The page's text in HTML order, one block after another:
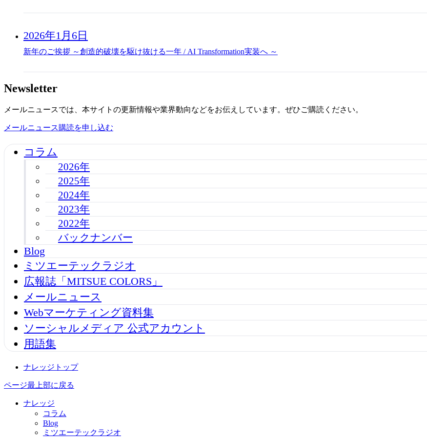
2026年1月6日
新年のご挨拶 ～創造的破壊を駆け抜ける一年 / AI Transformation実装へ ～
Newsletter
メールニュースでは、本サイトの更新情報や業界動向などをお伝えしています。ぜひご購読ください。
メールニュース購読を申し込む
コラム
2026年
2025年
2024年
2023年
2022年
バックナンバー
Blog
ミツエーテックラジオ
広報誌「MITSUE COLORS」
メールニュース
Webマーケティング資料集
ソーシャルメディア 公式アカウント
用語集
ナレッジトップ
ページ最上部に戻る
ナレッジ
コラム
Blog
ミツエーテックラジオ